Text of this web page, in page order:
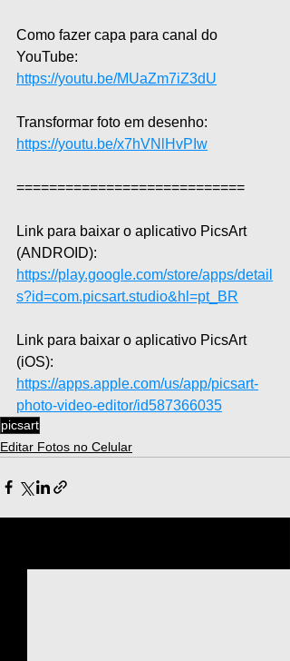
Como fazer capa para canal do
YouTube:
https://youtu.be/MUaZm7iZ3dU
Transformar foto em desenho:
https://youtu.be/x7hVNlHvPIw
============================
Link para baixar o aplicativo PicsArt
(ANDROID):
https://play.google.com/store/apps/detail
s?id=com.picsart.studio&hl=pt_BR
Link para baixar o aplicativo PicsArt
(iOS):
https://apps.apple.com/us/app/picsart-
photo-video-editor/id587366035
picsart
Editar Fotos no Celular